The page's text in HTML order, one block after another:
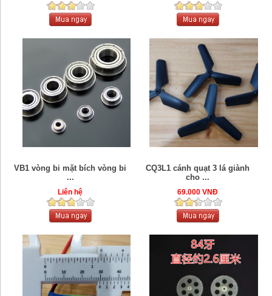
VB1 vòng bi mặt bích vòng bi
...
Liên hệ
CQ3L1 cánh quạt 3 lá giành
cho ...
69.000 VNĐ